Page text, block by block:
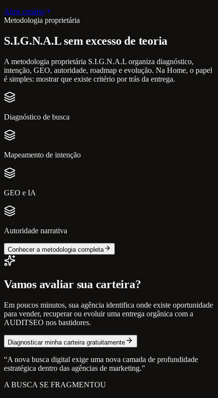
Abrir cenário
Metodologia proprietária
S.I.G.N.A.L sem excesso de teoria
A metodologia proprietária S.I.G.N.A.L organiza diagnóstico,
intenção, GEO, autoridade, roadmap e evolução. Na Home, o papel
é simples: mostrar que existe critério por trás da entrega.
Diagnóstico de busca
Mapeamento de intenção
GEO e IA
Autoridade narrativa
Conhecer a metodologia completa
Vamos avaliar sua carteira?
Em poucos minutos, sua agência identifica onde existe oportunidade
para vender, recuperar ou evoluir uma entrega orgânica com a
AUDITSEO nos bastidores.
Diagnosticar minha carteira gratuitamente
“A nova busca digital exige uma nova camada de profundidade
estratégica dentro das agências de marketing.”
A BUSCA SE FRAGMENTOU